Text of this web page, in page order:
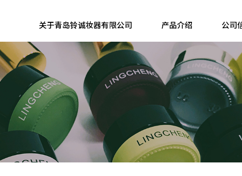
关于青岛铃诚妆器有限公司 产品介绍 公司